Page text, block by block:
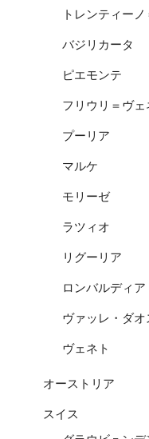
トレンティー
バジリカータ
ピエモンテ
フリウリ＝ヴ
プーリア
マルケ
モリーゼ
ラツィオ
リグーリア
ロンバルディア
ヴァッレ・ダオ
ヴェネト
オーストリア
スイス